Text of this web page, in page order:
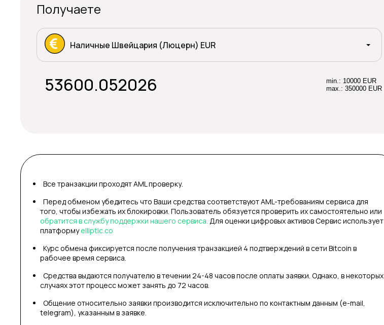
Получаете
Наличные Швейцария (Люцерн) EUR
min.: 10000 EUR
max.: 350000 EUR
Все транзакции проходят AML проверку.
Перед обменом убедитесь что Ваши средства соответствуют AML-требованиям сервиса для
того, чтобы избежать их блокировки. Пользователь обязуется проверить их самостоятельно или
обратится в службу поддержки нашего сервиса. Для оценки цифровых активов Сервис использует
платформуelliptic.co
Курс обмена фиксируется после получения транзакцией 4 подтверждений в сети Bitcoin в
рабочее время сервиса.
Средства выдаются получателю в течении 24-48 часов после оплаты заявки. Однако, в некоторых
случаях этот процесс может занять до 72 часов.
Общение относительно заявки производится исключительно по контактным данным (e-mail,
telegram), указанным в заявке.